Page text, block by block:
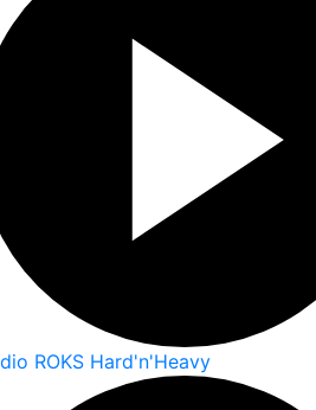
ROKS Hard'n'Heavy